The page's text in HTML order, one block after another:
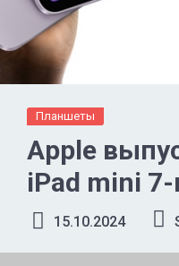
Планшеты
Apple
iPad mini
15.10.2024